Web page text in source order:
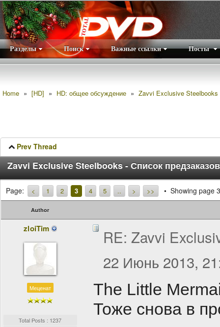
Разделы Поиск Важные ссылки Посты
Home » [HD] » HD: общее обсуждение » Zavvi Exclusive Steelbooks
Prev Thread
Zavvi Exclusive Steelbooks - Список
Page: < 1 2 3 4 5 .. > >> Showing page
Author
zloiTim
Меценат
Total Posts : 1237
RE: Zavvi
22 Июнь 2013,
The Little
Тоже снова в